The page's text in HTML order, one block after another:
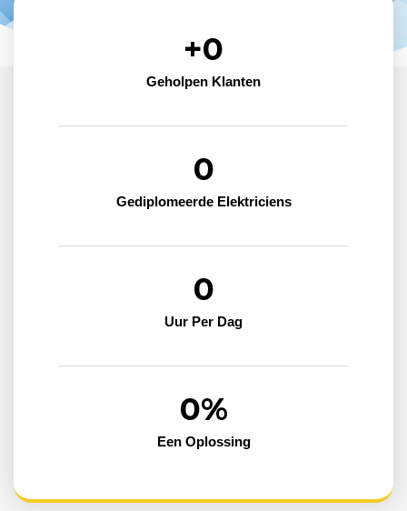
Geholpen Klanten
+0
Gediplomeerde Elektriciens
0
Uur Per Dag
0
Een Oplossing
0%